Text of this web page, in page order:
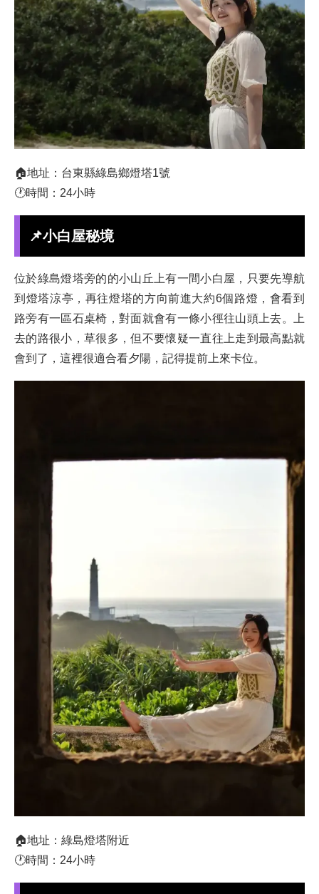
🏠地址：台東縣綠島鄉燈塔1號
🕐時間：24小時
📌小白屋秘境
位於綠島燈塔旁的的小山丘上有一間小白屋，只要先導航
到燈塔涼亭，再往燈塔的方向前進大約6個路燈，會看到
路旁有一區石桌椅，對面就會有一條小徑往山頭上去。上
去的路很小，草很多，但不要懷疑一直往上走到最高點就
會到了，這裡很適合看夕陽，記得提前上來卡位。
🏠地址：綠島燈塔附近
🕐時間：24小時